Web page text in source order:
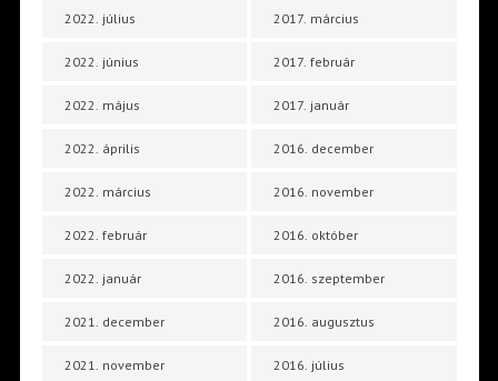
2022. július
2022. június
2022. május
2022. április
2022. március
2022. február
2022. január
2021. december
2021. november
2017. március
2017. február
2017. január
2016. december
2016. november
2016. október
2016. szeptember
2016. augusztus
2016. július